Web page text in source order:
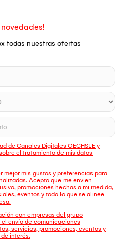
todas nuestras ofertas
de Canales Digitales OECHSLE y
el tratamiento de mis datos
mejor mis gustos y preferencias para
Acepto que me envien
promociones hechas a mi medida,
eventos y todo lo que se alinee
con empresas del grupo
el envío de comunicaciones
servicios, promociones, eventos y
interés.